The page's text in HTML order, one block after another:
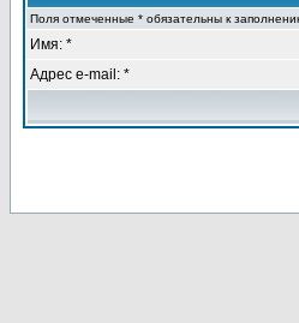
Поля отмеченные * обязательны к
Имя: *
Адрес e-mail: *